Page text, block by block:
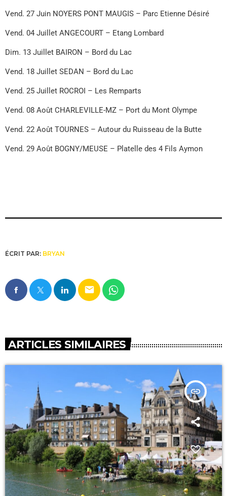
Vend. 27 Juin NOYERS PONT MAUGIS – Parc Etienne Désiré
Vend. 04 Juillet ANGECOURT – Etang Lombard
Dim. 13 Juillet BAIRON – Bord du Lac
Vend. 18 Juillet SEDAN – Bord du Lac
Vend. 25 Juillet ROCROI – Les Remparts
Vend. 08 Août CHARLEVILLE-MZ – Port du Mont Olympe
Vend. 22 Août TOURNES – Autour du Ruisseau de la Butte
Vend. 29 Août BOGNY/MEUSE – Platelle des 4 Fils Aymon
ÉCRIT PAR: BRYAN
email
ARTICLES SIMILAIRES
insert_link